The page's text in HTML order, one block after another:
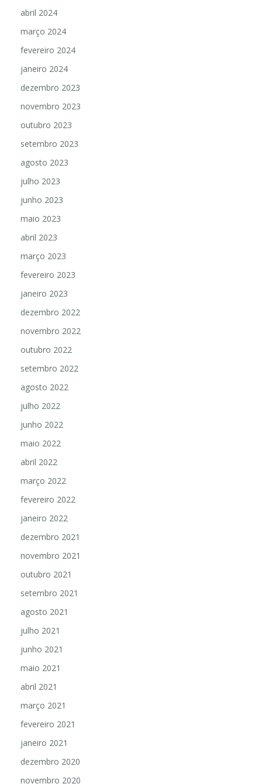
abril 2024
março 2024
fevereiro 2024
janeiro 2024
dezembro 2023
novembro 2023
outubro 2023
setembro 2023
agosto 2023
julho 2023
junho 2023
maio 2023
abril 2023
março 2023
fevereiro 2023
janeiro 2023
dezembro 2022
novembro 2022
outubro 2022
setembro 2022
agosto 2022
julho 2022
junho 2022
maio 2022
abril 2022
março 2022
fevereiro 2022
janeiro 2022
dezembro 2021
novembro 2021
outubro 2021
setembro 2021
agosto 2021
julho 2021
junho 2021
maio 2021
abril 2021
março 2021
fevereiro 2021
janeiro 2021
dezembro 2020
novembro 2020